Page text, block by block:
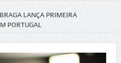
Igreja do Castelo de
LANÇA PRIMEIRA
PORTUGAL